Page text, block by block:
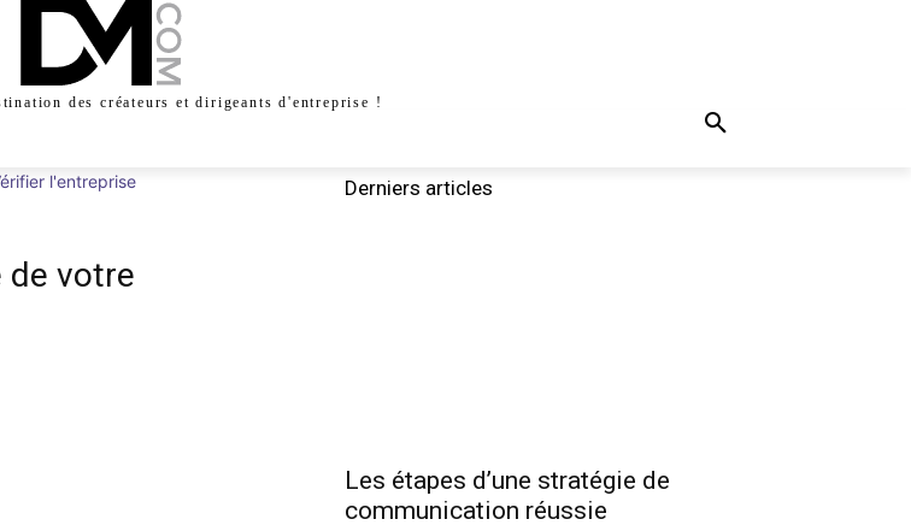
des créateurs et dirigeants d'entreprise !
l'entreprise
de votre
Derniers articles
Les étapes d’une stratégie de
communication réussie